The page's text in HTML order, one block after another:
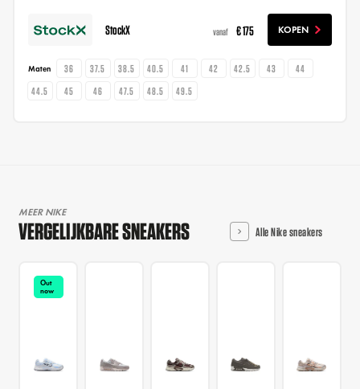
StockX vanaf € 175 KOPEN
Maten 36 37.5 38.5 40.5 41 42 42.5 43
44
44.5
45 46 47.5 48.5 49.5
MEER NIKE
VERGELIJKBARE SNEAKERS Alle Nike sneakers
Out
now